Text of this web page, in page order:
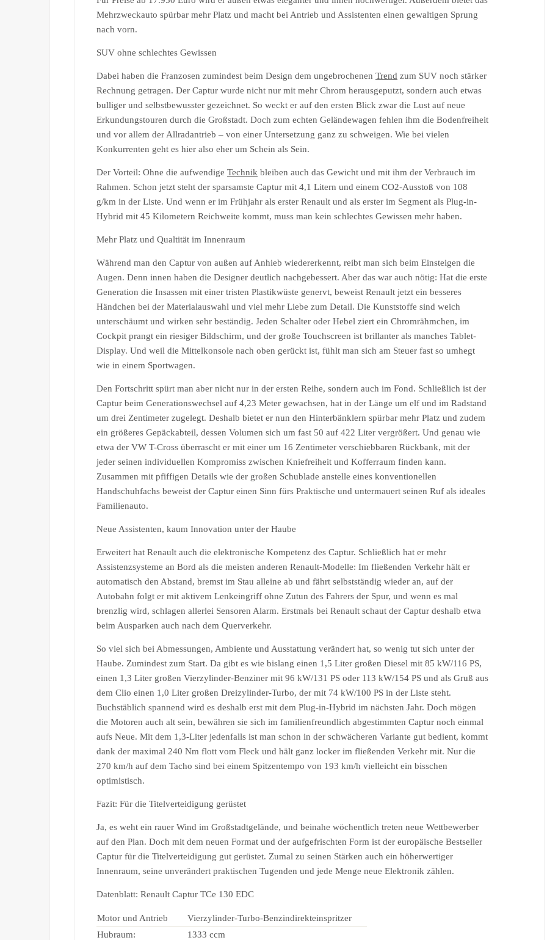
Mehrzweckauto spürbar mehr Platz und macht bei Antrieb und Assistenten einen gewaltigen Sprung
nach vorn.
SUV ohne schlechtes Gewissen
Dabei haben die Franzosen zumindest beim Design dem ungebrochenen Trend zum SUV noch stärker
Rechnung getragen. Der Captur wurde nicht nur mit mehr Chrom herausgeputzt, sondern auch etwas
bulliger und selbstbewusster gezeichnet. So weckt er auf den ersten Blick zwar die Lust auf neue
Erkundungstouren durch die Großstadt. Doch zum echten Geländewagen fehlen ihm die Bodenfreiheit
und vor allem der Allradantrieb – von einer Untersetzung ganz zu schweigen. Wie bei vielen
Konkurrenten geht es hier also eher um Schein als Sein.
Der Vorteil: Ohne die aufwendige Technik bleiben auch das Gewicht und mit ihm der Verbrauch im
Rahmen. Schon jetzt steht der sparsamste Captur mit 4,1 Litern und einem CO2-Ausstoß von 108
g/km in der Liste. Und wenn er im Frühjahr als erster Renault und als erster im Segment als Plug-in-
Hybrid mit 45 Kilometern Reichweite kommt, muss man kein schlechtes Gewissen mehr haben.
Mehr Platz und Qualtität im Innenraum
Während man den Captur von außen auf Anhieb wiedererkennt, reibt man sich beim Einsteigen die
Augen. Denn innen haben die Designer deutlich nachgebessert. Aber das war auch nötig: Hat die erste
Generation die Insassen mit einer tristen Plastikwüste genervt, beweist Renault jetzt ein besseres
Händchen bei der Materialauswahl und viel mehr Liebe zum Detail. Die Kunststoffe sind weich
unterschäumt und wirken sehr beständig. Jeden Schalter oder Hebel ziert ein Chromrähmchen, im
Cockpit prangt ein riesiger Bildschirm, und der große Touchscreen ist brillanter als manches Tablet-
Display. Und weil die Mittelkonsole nach oben gerückt ist, fühlt man sich am Steuer fast so umhegt
wie in einem Sportwagen.
Den Fortschritt spürt man aber nicht nur in der ersten Reihe, sondern auch im Fond. Schließlich ist der
Captur beim Generationswechsel auf 4,23 Meter gewachsen, hat in der Länge um elf und im Radstand
um drei Zentimeter zugelegt. Deshalb bietet er nun den Hinterbänklern spürbar mehr Platz und zudem
ein größeres Gepäckabteil, dessen Volumen sich um fast 50 auf 422 Liter vergrößert. Und genau wie
etwa der VW T-Cross überrascht er mit einer um 16 Zentimeter verschiebbaren Rückbank, mit der
jeder seinen individuellen Kompromiss zwischen Kniefreiheit und Kofferraum finden kann.
Zusammen mit pfiffigen Details wie der großen Schublade anstelle eines konventionellen
Handschuhfachs beweist der Captur einen Sinn fürs Praktische und untermauert seinen Ruf als ideales
Familienauto.
Neue Assistenten, kaum Innovation unter der Haube
Erweitert hat Renault auch die elektronische Kompetenz des Captur. Schließlich hat er mehr
Assistenzsysteme an Bord als die meisten anderen Renault-Modelle: Im fließenden Verkehr hält er
automatisch den Abstand, bremst im Stau alleine ab und fährt selbstständig wieder an, auf der
Autobahn folgt er mit aktivem Lenkeingriff ohne Zutun des Fahrers der Spur, und wenn es mal
brenzlig wird, schlagen allerlei Sensoren Alarm. Erstmals bei Renault schaut der Captur deshalb etwa
beim Ausparken auch nach dem Querverkehr.
So viel sich bei Abmessungen, Ambiente und Ausstattung verändert hat, so wenig tut sich unter der
Haube. Zumindest zum Start. Da gibt es wie bislang einen 1,5 Liter großen Diesel mit 85 kW/116 PS,
einen 1,3 Liter großen Vierzylinder-Benziner mit 96 kW/131 PS oder 113 kW/154 PS und als Gruß aus
dem Clio einen 1,0 Liter großen Dreizylinder-Turbo, der mit 74 kW/100 PS in der Liste steht.
Buchstäblich spannend wird es deshalb erst mit dem Plug-in-Hybrid im nächsten Jahr. Doch mögen
die Motoren auch alt sein, bewähren sie sich im familienfreundlich abgestimmten Captur noch einmal
aufs Neue. Mit dem 1,3-Liter jedenfalls ist man schon in der schwächeren Variante gut bedient, kommt
dank der maximal 240 Nm flott vom Fleck und hält ganz locker im fließenden Verkehr mit. Nur die
270 km/h auf dem Tacho sind bei einem Spitzentempo von 193 km/h vielleicht ein bisschen
optimistisch.
Fazit: Für die Titelverteidigung gerüstet
Ja, es weht ein rauer Wind im Großstadtgelände, und beinahe wöchentlich treten neue Wettbewerber
auf den Plan. Doch mit dem neuen Format und der aufgefrischten Form ist der europäische Bestseller
Captur für die Titelverteidigung gut gerüstet. Zumal zu seinen Stärken auch ein höherwertiger
Innenraum, seine unverändert praktischen Tugenden und jede Menge neue Elektronik zählen.
Datenblatt: Renault Captur TCe 130 EDC
Motor und Antrieb
Vierzylinder-Turbo-Benzindirekteinspritzer
Hubraum:
1333 ccm